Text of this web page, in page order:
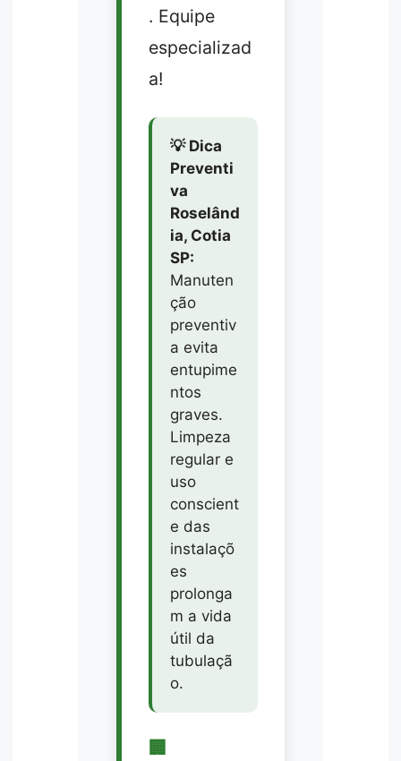
. Equipe
especializad
a!
💡 Dica
Preventi
va
Roselând
ia, Cotia
SP:
Manuten
ção
preventiv
a evita
entupime
ntos
graves.
Limpeza
regular e
uso
conscient
e das
instalaçõ
es
prolonga
m a vida
útil da
tubulaçã
o.
🏢